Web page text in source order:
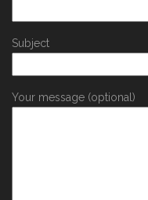
Subject
Your message (optional)